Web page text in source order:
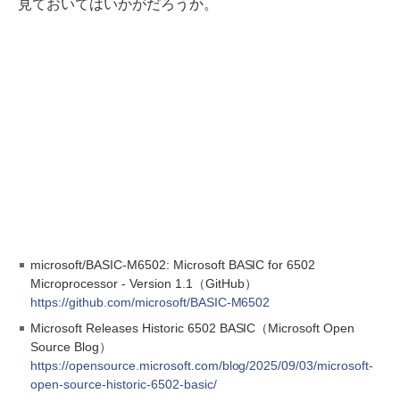
見ておいてはいかがだろうか。
microsoft/BASIC-M6502: Microsoft BASIC for 6502
Microprocessor - Version 1.1（GitHub）
https://github.com/microsoft/BASIC-M6502
Microsoft Releases Historic 6502 BASIC（Microsoft Open
Source Blog）
https://opensource.microsoft.com/blog/2025/09/03/microsoft-
open-source-historic-6502-basic/